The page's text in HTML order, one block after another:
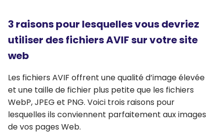
3 raisons pour lesquelles vous devriez
utiliser des fichiers AVIF sur votre site
web
Les fichiers AVIF offrent une qualité d’image élevée
et une taille de fichier plus petite que les fichiers
WebP, JPEG et PNG. Voici trois raisons pour
lesquelles ils conviennent parfaitement aux images
de vos pages Web.